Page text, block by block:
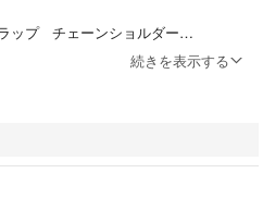
ップ チェーンショルダー
続きを表示する